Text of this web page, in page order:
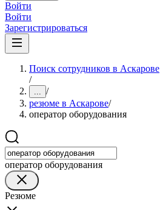
Войти
Войти
Зарегистрироваться
Поиск сотрудников в Аскарове
/
... /
резюме в Аскарове/
оператор оборудования
оператор оборудования
Резюме